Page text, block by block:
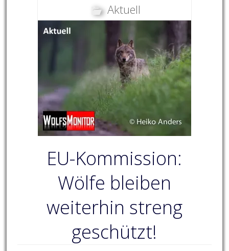
Aktuell
EU-Kommission:
Wölfe bleiben
weiterhin streng
geschützt!